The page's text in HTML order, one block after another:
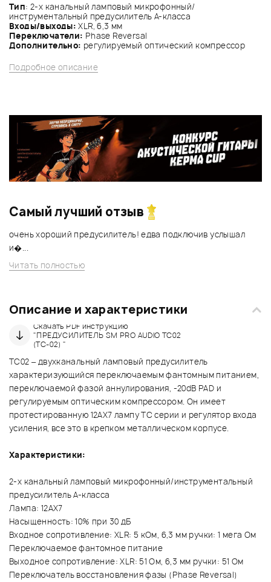
Тип: 2-х канальный ламповый микрофонный/
инструментальный предусилитель A-класса
Входы/выходы: XLR, 6,3 мм
Переключатели: Phase Reversal
Дополнительно: регулируемый оптический компрессор
Подробное описание
Самый лучший отзыв
очень хороший предусилитель! едва подключив услышал
и�...
Читать полностью
Описание и характеристики
Скачать PDF инструкцию
"ПРЕДУСИЛИТЕЛЬ SM PRO AUDIO TC02
(TC-02) "
TС02 – двухканальный ламповый предусилитель
характеризующийся переключаемым фантомным питанием,
переключаемой фазой аннулирования, -20dB PAD и
регулируемым оптическим компрессором. Он имеет
протестированную 12AX7 лампу TC серии и регулятор входа
усиления, все это в крепком металлическом корпусе.
Характеристики:
2-х канальный ламповый микрофонный/инструментальный
предусилитель A-класса
Лампа: 12AX7
Насыщенность: 10% при 30 дБ
Входное сопротивление: XLR: 5 кОм, 6,3 мм ручки: 1 мега Ом
Переключаемое фантомное питание
Выходное сопротивление: XLR: 51 Ом, 6,3 мм ручки: 51 Ом
Переключатель восстановления фазы (Phase Reversal)